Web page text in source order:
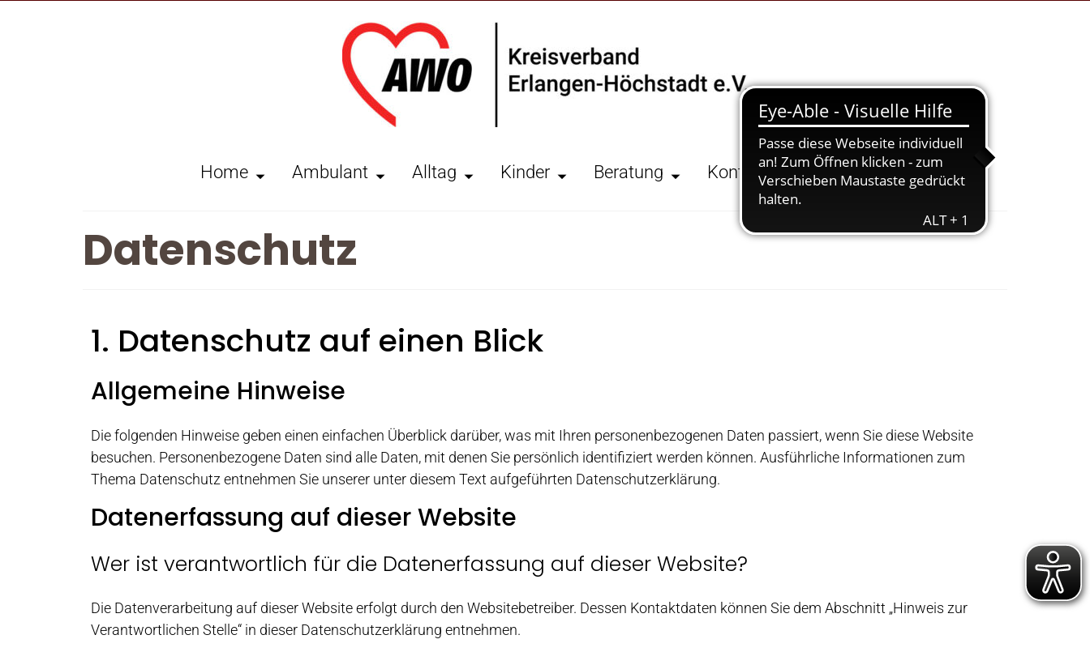
Home Ambulant Alltag Kinder Beratung Kontakte Über Uns
Datenschutz
1. Datenschutz auf einen Blick
Allgemeine Hinweise
Die folgenden Hinweise geben einen einfachen Überblick darüber, was mit Ihren personenbezogenen Daten passiert, wenn Sie diese Website
besuchen. Personenbezogene Daten sind alle Daten, mit denen Sie persönlich identifiziert werden können. Ausführliche Informationen zum
Thema Datenschutz entnehmen Sie unserer unter diesem Text aufgeführten Datenschutzerklärung.
Datenerfassung auf dieser Website
Wer ist verantwortlich für die Datenerfassung auf dieser Website?
Die Datenverarbeitung auf dieser Website erfolgt durch den Websitebetreiber. Dessen Kontaktdaten können Sie dem Abschnitt „Hinweis zur
Verantwortlichen Stelle“ in dieser Datenschutzerklärung entnehmen.